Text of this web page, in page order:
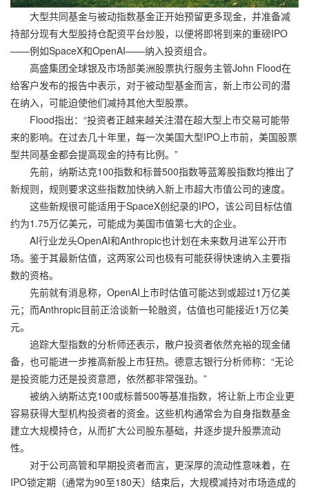
大型共同基金与被动指数基金正开始预留更多现金，并准备减
持部分现有大型股持仓配资平台炒股，以便将即将到来的重磅IPO
——例如SpaceX和OpenAI——纳入投资组合。
高盛集团全球银及市场部美洲股票执行服务主管John Flood在
给客户发布的报告中表示，对于被动型基金而言，新上市公司的潜
在纳入，可能迫使他们减持其他大型股票。
Flood指出：“投资者正越来越关注潜在超大型上市交易可能带
来的影响。在过去几十年里，每一次美国大型IPO上市前，美国股票
型共同基金都会提高现金的持有比例。”
先前，纳斯达克100指数和标普500指数等蓝筹股指数均推出了
新规则，规则要求这些指数加快纳入新上市超大市值公司的速度。
这些新规很可能适用于SpaceX创纪录的IPO，该公司目标估值
约为1.75万亿美元，可能成为美国市值第七大的企业。
AI行业龙头OpenAI和Anthropic也计划在未来数月进军公开市
场。鉴于其最新估值，这两家公司也极有可能获得快速纳入主要指
数的资格。
先前就有消息称，OpenAI上市时估值可能达到或超过1万亿美
元；而Anthropic目前正洽谈新一轮融资，估值也可能接近1万亿美
元。
追踪大型指数的分析师还表示，散户投资者依然充裕的现金储
备，也可能进一步推高新股上市狂热。德意志银行分析师称：“无论
是投资能力还是投资意愿，依然都非常强劲。”
被纳入纳斯达克100或标普500等基准指数，将让新上市企业更
容易获得大型机构投资者的资金。这些机构通常会为自身指数基金
建立大规模持仓，从而扩大公司股东基础，并逐步提升股票流动
性。
对于公司高管和早期投资者而言，更深厚的流动性意味着，在
IPO锁定期（通常为90至180天）结束后，大规模减持对市场造成的